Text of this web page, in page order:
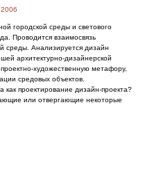
городской среды и светового
Проводится взаимосвязь
среды. Анализируется дизайн
архитектурно-дизайнерской
художественную метафору,
средовых объектов.
проектирование дизайн-проекта?
или отвергающие некоторые